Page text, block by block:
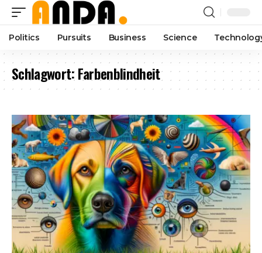
Politics Pursuits Business Science
Schlagwort:Farbenblindheit